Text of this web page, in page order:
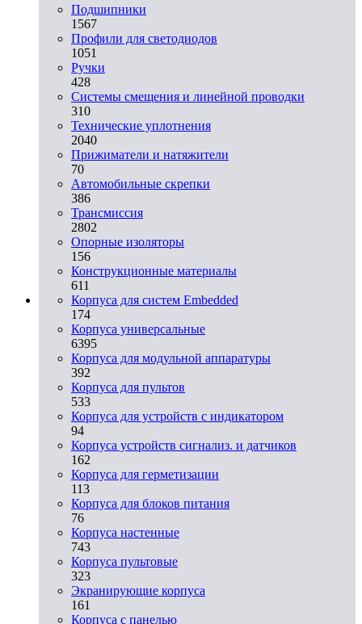
Подшипники
1567
Профили для светодиодов
1051
Ручки
428
Системы смещения и линейной проводки
310
Технические уплотнения
2040
Прижиматели и натяжители
70
Автомобильные скрепки
386
Трансмиссия
2802
Опорные изоляторы
156
Конструкционные материалы
611
Корпуса для систем Embedded
174
Корпуса универсальные
6395
Корпуса для модульной аппаратуры
392
Корпуса для пультов
533
Корпуса для устройств с индикатором
94
Корпуса устройств сигнализ. и датчиков
162
Корпуса для герметизации
113
Корпуса для блоков питания
76
Корпуса настенные
743
Корпуса пультовые
323
Экранирующие корпуса
161
Корпуса с панелью